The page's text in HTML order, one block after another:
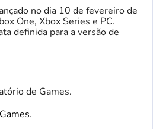
no dia 10 de fevereiro de
One, Xbox Series e PC.
definida para a versão de
de Games.
.